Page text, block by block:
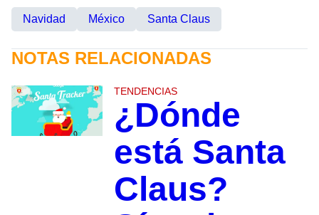
Navidad México Santa Claus
NOTAS RELACIONADAS
TENDENCIAS
¿Dónde
está Santa
Claus?